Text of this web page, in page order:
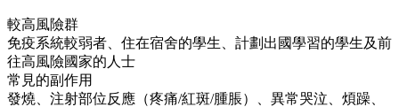
較高風險群
免疫系統較弱者、住在宿舍的學生、計劃出國學習的學生及前
往高風險國家的人士
常見的副作用
發燒、注射部位反應（疼痛/紅斑/腫脹）、異常哭泣、煩躁、